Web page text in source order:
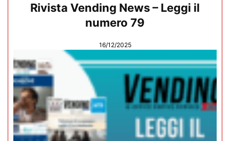
Rivista Vending News – Leggi il
numero 79
16/12/2025